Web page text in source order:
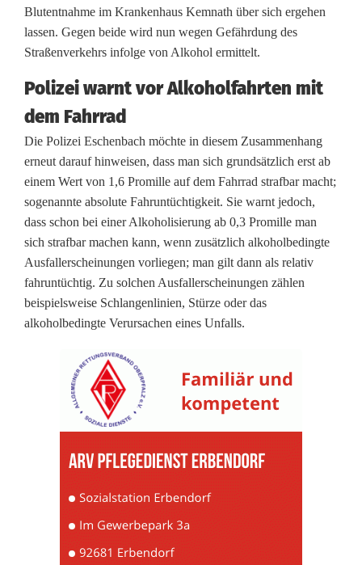
s
f
g
m
i
t
F
a
h
Blutentnahme im Krankenhaus Kemnath über sich ergehen
lassen. Gegen beide wird nun wegen Gefährdung des
Straßenverkehrs infolge von Alkohol ermittelt.
Polizei warnt vor Alkoholfahrten mit
dem Fahrrad
Die Polizei Eschenbach möchte in diesem Zusammenhang
erneut darauf hinweisen, dass man sich grundsätzlich erst ab
einem Wert von 1,6 Promille auf dem Fahrrad strafbar macht;
sogenannte absolute Fahruntüchtigkeit. Sie warnt jedoch,
dass schon bei einer Alkoholisierung ab 0,3 Promille man
sich strafbar machen kann, wenn zusätzlich alkoholbedingte
Ausfallerscheinungen vorliegen; man gilt dann als relativ
fahruntüchtig. Zu solchen Ausfallerscheinungen zählen
beispielsweise Schlangenlinien, Stürze oder das
alkoholbedingte Verursachen eines Unfalls.